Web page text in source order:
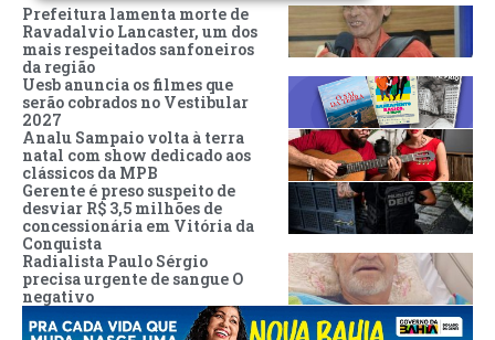
Prefeitura lamenta morte de
Ravadalvio Lancaster, um dos
mais respeitados sanfoneiros
da região
Uesb anuncia os filmes que
serão cobrados no Vestibular
2027
Analu Sampaio volta à terra
natal com show dedicado aos
clássicos da MPB
Gerente é preso suspeito de
desviar R$ 3,5 milhões de
concessionária em Vitória da
Conquista
Radialista Paulo Sérgio
precisa urgente de sangue O
negativo